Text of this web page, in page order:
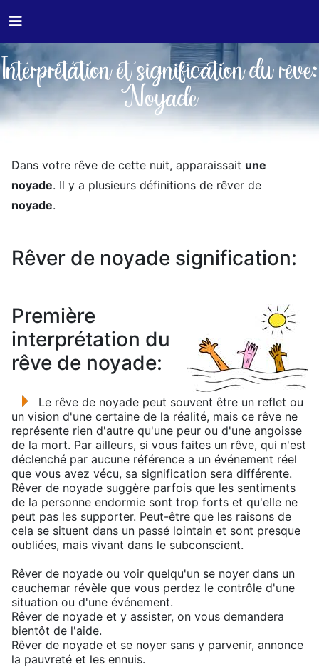
Interprétation et signification du rêve:
Noyade
Dans votre rêve de cette nuit, apparaissait une
noyade. Il y a plusieurs définitions de rêver de
noyade.
Rêver de noyade signification:
Première
interprétation du
rêve de noyade:
Le rêve de noyade peut souvent être un reflet ou
un vision d'une certaine de la réalité, mais ce rêve ne
représente rien d'autre qu'une peur ou d'une angoisse
de la mort. Par ailleurs, si vous faites un rêve, qui n'est
déclenché par aucune référence a un événement réel
que vous avez vécu, sa signification sera différente.
Rêver de noyade suggère parfois que les sentiments
de la personne endormie sont trop forts et qu'elle ne
peut pas les supporter. Peut-être que les raisons de
cela se situent dans un passé lointain et sont presque
oubliées, mais vivant dans le subconscient.
Rêver de noyade ou voir quelqu'un se noyer dans un
cauchemar révèle que vous perdez le contrôle d'une
situation ou d'une événement.
Rêver de noyade et y assister, on vous demandera
bientôt de l'aide.
Rêver de noyade et se noyer sans y parvenir, annonce
la pauvreté et les ennuis.